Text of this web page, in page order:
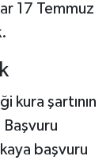
17 Temmuz
kura şartının
başvuru